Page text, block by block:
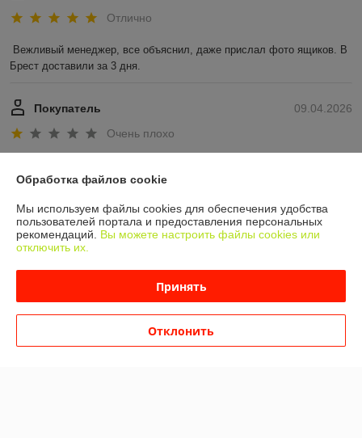
Отлично
Вежливый менеджер, все объяснил, даже прислал фото ящиков. В
Брест доставили за 3 дня.
09.04.2026
Покупатель
Очень плохо
что у них много работы и вообще они отправляют заказы от 5штук.
Показать все отзывы
О нас
Контакты
Доставка и оплата
Обработка файлов cookie
Мы используем файлы cookies для обеспечения удобства
пользователей портала и предоставления персональных
рекомендаций. Вы можете настроить файлы cookies или
отключить их.
Принять
Отклонить